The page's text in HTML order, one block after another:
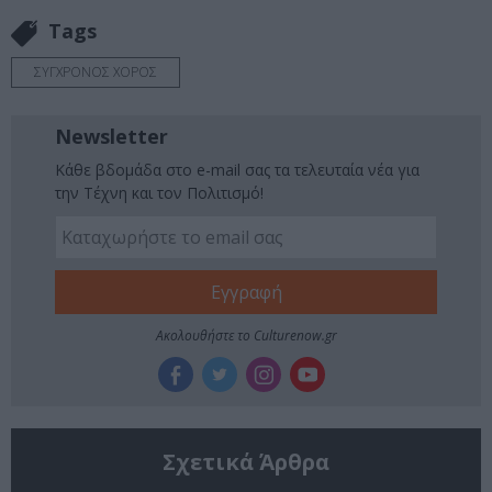
Tags
ΣΥΓΧΡΟΝΟΣ ΧΟΡΟΣ
Newsletter
Κάθε βδομάδα στο e-mail σας τα τελευταία νέα για
την Τέχνη και τον Πολιτισμό!
Ακολουθήστε το Culturenow.gr
Σχετικά Άρθρα